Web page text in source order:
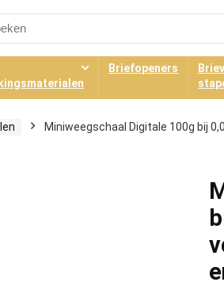
Briefopeners
Miniweegschaal Digitale 100g bij